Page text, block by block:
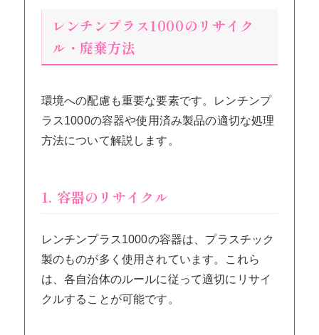
レンチンプラス1000のリサイク
ル・廃棄方法
環境への配慮も重要な要素です。レンチンプ
ラス1000の容器や使用済み製品の適切な処理
方法について解説します。
1. 容器のリサイクル
レンチンプラス1000の容器は、プラスチック
製のものが多く使用されています。これら
は、各自治体のルールに従って適切にリサイ
クルすることが可能です。